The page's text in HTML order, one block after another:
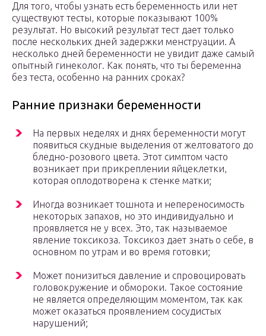
Для того, чтобы узнать есть беременность или нет
существуют тесты, которые показывают 100%
результат. Но высокий результат тест дает только
после нескольких дней задержки менструации. А
несколько дней беременности не увидит даже самый
опытный гинеколог. Как понять, что ты беременна
без теста, особенно на ранних сроках?
Ранние признаки беременности
На первых неделях и днях беременности могут
появиться скудные выделения от желтоватого до
бледно-розового цвета. Этот симптом часто
возникает при прикреплении яйцеклетки,
которая оплодотворена к стенке матки;
Иногда возникает тошнота и непереносимость
некоторых запахов, но это индивидуально и
проявляется не у всех. Это, так называемое
явление токсикоза. Токсикоз дает знать о себе, в
основном по утрам и во время готовки;
Может понизиться давление и спровоцировать
головокружение и обмороки. Такое состояние
не является определяющим моментом, так как
может оказаться проявлением сосудистых
нарушений;